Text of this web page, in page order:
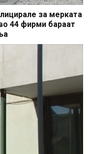
за мерката
44 фирми бараат